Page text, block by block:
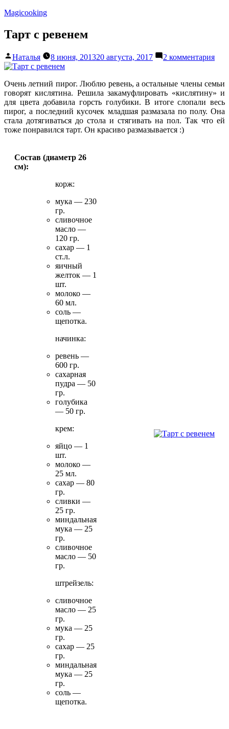
Перейти
содержимому
Magicooking
Тарт с ревенем
Написано
автором
Наталья 8 июня, 201320 августа, 2017 2 комментарияк
с
Очень летний пирог. Люблю ревень, а остальные члены семьи
говорят кислятина. Решила закамуфлировать «кислятину» и
для цвета добавила горсть голубики. В итоге слопали весь
пирог, а последний кусочек младшая размазала по полу. Она
стала дотягиваться до стола и стягивать на пол. Так что ей
тоже понравился тарт. Он красиво размазывается :)
Состав (диаметр 26
см):
корж:
мука — 230
гр.
сливочное
масло —
120 гр.
сахар — 1
ст.л.
яичный
желток — 1
шт.
молоко —
60 мл.
соль —
щепотка.
начинка:
ревень —
600 гр.
сахарная
пудра — 50
гр.
голубика
— 50 гр.
крем:
яйцо — 1
шт.
молоко —
25 мл.
сахар — 80
гр.
сливки —
25 гр.
миндальная
мука — 25
гр.
сливочное
масло — 50
гр.
штрейзель:
сливочное
масло — 25
гр.
мука — 25
гр.
сахар — 25
гр.
миндальная
мука — 25
гр.
соль —
щепотка.